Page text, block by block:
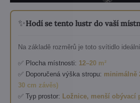
✨Hodí se tento lustr do vaší
Na základě rozměrů je toto svítidlo
✅ Plocha místnosti: 12–20 m²
✅ Doporučená výška stropu: minimálně
30 cm závěs)
✅ Typ prostor: Ložnice, menší obývací